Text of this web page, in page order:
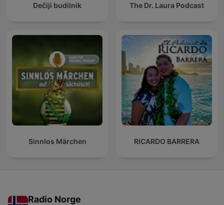
Dečiji budilnik The Dr. Laura Podcast
Sinnlos Märchen RICARDO BARRERA
Radio Norge